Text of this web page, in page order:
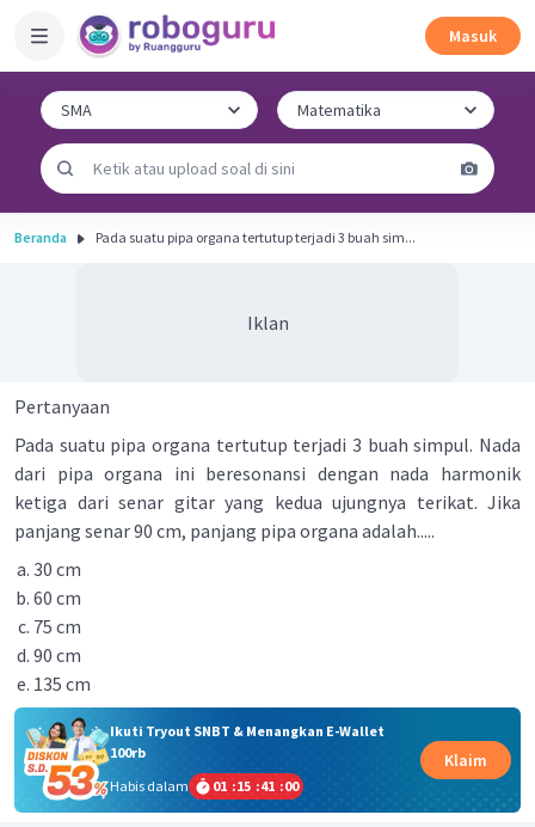
Masuk
Beranda Pada suatu pipa organa tertutup terjadi 3 buah sim...
Iklan
Pertanyaan
Pada suatu pipa organa tertutup terjadi 3 buah simpul. Nada
dari pipa organa ini beresonansi dengan nada harmonik
ketiga dari senar gitar yang kedua ujungnya terikat. Jika
panjang senar 90 cm, panjang pipa organa adalah.....
30 cm
60 cm
75 cm
90 cm
135 cm
Ikuti Tryout SNBT & Menangkan E-Wallet
100rb
Habis dalam
01 :15 :41 :00
Klaim